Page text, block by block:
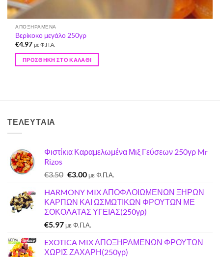
ΑΠΟΞΗΡΑΜΈΝΑ
Βερίκοκο μεγάλο 250γρ
€4.97 με Φ.Π.Α.
ΠΡΟΣΘΉΚΗ ΣΤΟ ΚΑΛΆΘΙ
ΤΕΛΕΥΤΑΊΑ
Φιστίκια Καραμελωμένα Μιξ Γεύσεων 250γρ Mr
Rizos
€3.50 Original
was:
€3.50.
€3.00Η
τιμή
είναι:
€3.00.
με Φ.Π.Α.
HARMONY MIX ΑΠΟΦΛΟΙΩΜΕΝΩΝ ΞΗΡΩΝ
ΚΑΡΠΩΝ ΚΑΙ ΩΣΜΩΤΙΚΩΝ ΦΡΟΥΤΩΝ ΜΕ
ΣΟΚΟΛΑΤΑΣ ΥΓΕΙΑΣ(250γρ)
€5.97 με Φ.Π.Α.
EXOTICA MIX ΑΠΟΞΗΡΑΜΕΝΩΝ ΦΡΟΥΤΩΝ
ΧΩΡΙΣ ΖΑΧΑΡΗ(250γρ)